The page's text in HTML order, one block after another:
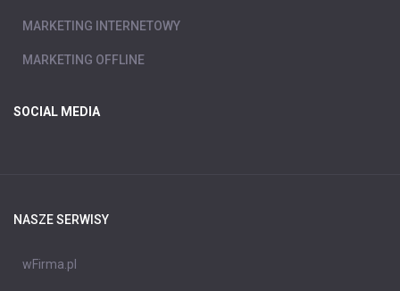
MARKETING INTERNETOWY
MARKETING OFFLINE
SOCIAL MEDIA
NASZE SERWISY
wFirma.pl